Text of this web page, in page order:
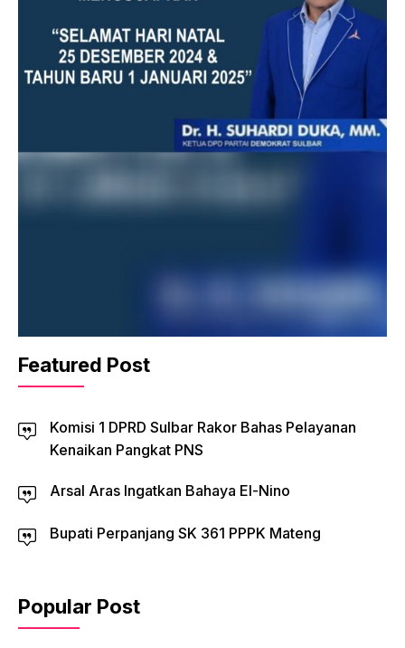
Featured Post
Komisi 1 DPRD Sulbar Rakor Bahas Pelayanan
Kenaikan Pangkat PNS
Arsal Aras Ingatkan Bahaya El-Nino
Bupati Perpanjang SK 361 PPPK Mateng
Popular Post